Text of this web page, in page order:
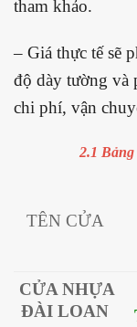
tham khảo.
– Giá thực tế sẽ
độ dày tường và
chi phí, vận
2.1
TÊN CỬA
CỬA NHỰA
ĐÀI LOAN